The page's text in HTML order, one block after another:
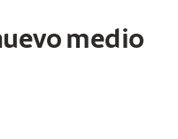
en mi comercio?
puntos Colombia?
por puntos
medio